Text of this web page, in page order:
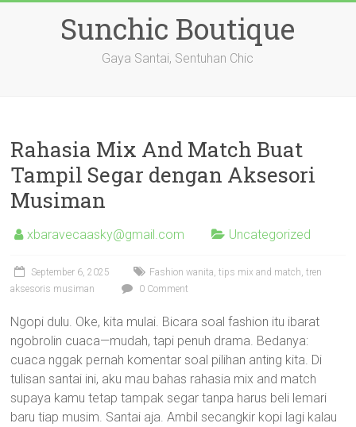
Sunchic Boutique
Gaya Santai, Sentuhan Chic
Rahasia Mix And Match Buat
Tampil Segar dengan Aksesori
Musiman
xbaravecaasky@gmail.com Uncategorized
September 6, 2025
Fashion wanita, tips mix and match, tren
aksesoris musiman
0 Comment
Ngopi dulu. Oke, kita mulai. Bicara soal fashion itu ibarat
ngobrolin cuaca—mudah, tapi penuh drama. Bedanya:
cuaca nggak pernah komentar soal pilihan anting kita. Di
tulisan santai ini, aku mau bahas rahasia mix and match
supaya kamu tetap tampak segar tanpa harus beli lemari
baru tiap musim. Santai aja. Ambil secangkir kopi lagi kalau